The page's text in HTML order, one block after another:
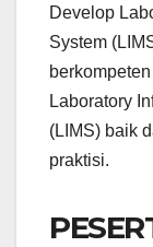
Develop
System
Laboratory
(LIMS) baik
praktisi.